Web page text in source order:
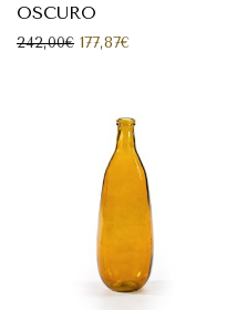
OSCURO
242,00€ El precio original
177,87€El precio